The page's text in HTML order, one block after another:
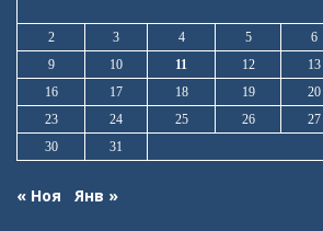
2
3 4 5 6
9
10 11 12 13
16
17 18 19 20
23
24 25 26 27
30
31
« Ноя Янв »